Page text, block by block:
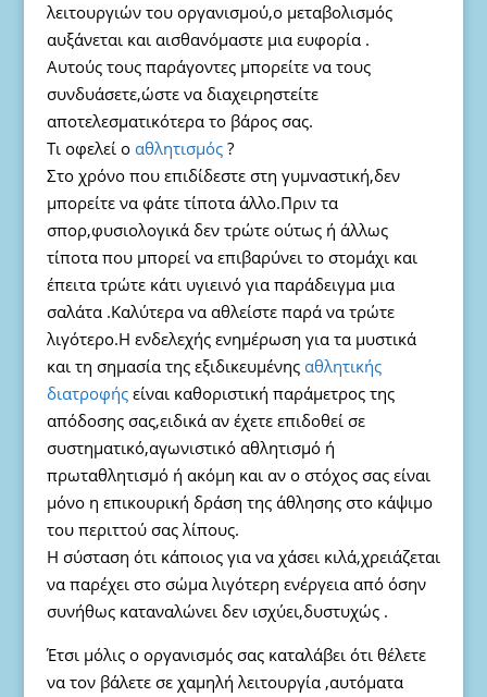
λειτουργιών του οργανισμού,ο μεταβολισμός
αυξάνεται και αισθανόμαστε μια ευφορία .
Αυτούς τους παράγοντες μπορείτε να τους
συνδυάσετε,ώστε να διαχειρηστείτε
αποτελεσματικότερα το βάρος σας.
Τι οφελεί ο αθλητισμός?
Στο χρόνο που επιδίδεστε στη γυμναστική,δεν
μπορείτε να φάτε τίποτα άλλο.Πριν τα
σπορ,φυσιολογικά δεν τρώτε ούτως ή άλλως
τίποτα που μπορεί να επιβαρύνει το στομάχι και
έπειτα τρώτε κάτι υγιεινό για παράδειγμα μια
σαλάτα .Καλύτερα να αθλείστε παρά να τρώτε
λιγότερο.Η ενδελεχής ενημέρωση για τα μυστικά
και τη σημασία της εξιδικευμένης αθλητικής
διατροφήςείναι καθοριστική παράμετρος της
απόδοσης σας,ειδικά αν έχετε επιδοθεί σε
συστηματικό,αγωνιστικό αθλητισμό ή
πρωταθλητισμό ή ακόμη και αν ο στόχος σας είναι
μόνο η επικουρική δράση της άθλησης στο κάψιμο
του περιττού σας λίπους.
Η σύσταση ότι κάποιος για να χάσει κιλά,χρειάζεται
να παρέχει στο σώμα λιγότερη ενέργεια από όσην
συνήθως καταναλώνει δεν ισχύει,δυστυχώς .
Έτσι μόλις ο οργανισμός σας καταλάβει ότι θέλετε
να τον βάλετε σε χαμηλή λειτουργία ,αυτόματα